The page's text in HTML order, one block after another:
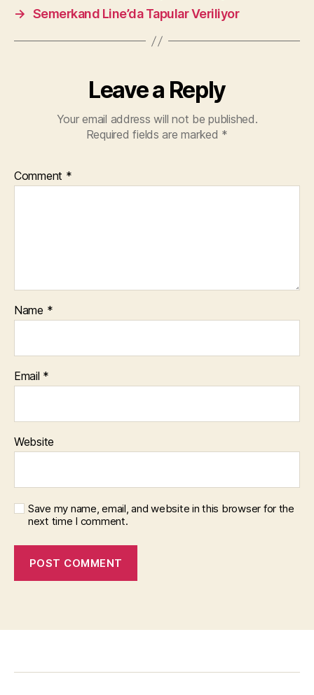
→ Semerkand Line’da Tapular Veriliyor
Leave a Reply
Your email address will not be published.
Required fields are marked *
Comment *
Name *
Email *
Website
Save my name, email, and website in this browser for the
next time I comment.